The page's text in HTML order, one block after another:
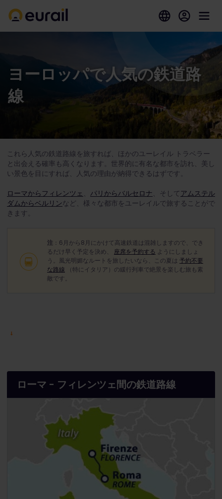
ヨーロッパで人気の鉄道路
線
これら人気の鉄道路線を旅すれば、ほかのユーレイル トラベラー
と出会える確率も高くなります。世界的に有名な都市を訪れ、美し
い景色を目にすれば、人気の理由が納得できるはずです。
ローマからフィレンツェ 、 パリからバルセロナ、そして アムステル
ダムからベルリンなど、様々な都市をユーレイルで旅することがで
きます。
注 ：6月から8月にかけて高速鉄道は混雑しますので、でき
るだけ早く予定を決め、 座席を予約する ようにしましょ
う。風光明媚なルートを旅したいなら、この夏は 予約不要
な路線 （特にイタリア）の緩行列車で絶景を楽しむ旅も素
敵です。
ローマ - フィレンツェ間の鉄道路線